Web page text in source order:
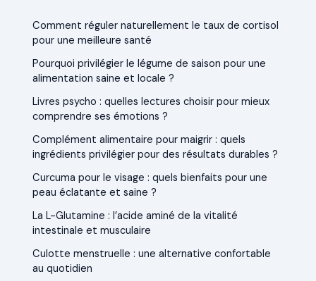
Comment réguler naturellement le taux de cortisol
pour une meilleure santé
Pourquoi privilégier le légume de saison pour une
alimentation saine et locale ?
Livres psycho : quelles lectures choisir pour mieux
comprendre ses émotions ?
Complément alimentaire pour maigrir : quels
ingrédients privilégier pour des résultats durables ?
Curcuma pour le visage : quels bienfaits pour une
peau éclatante et saine ?
La L-Glutamine : l’acide aminé de la vitalité
intestinale et musculaire
Culotte menstruelle : une alternative confortable
au quotidien